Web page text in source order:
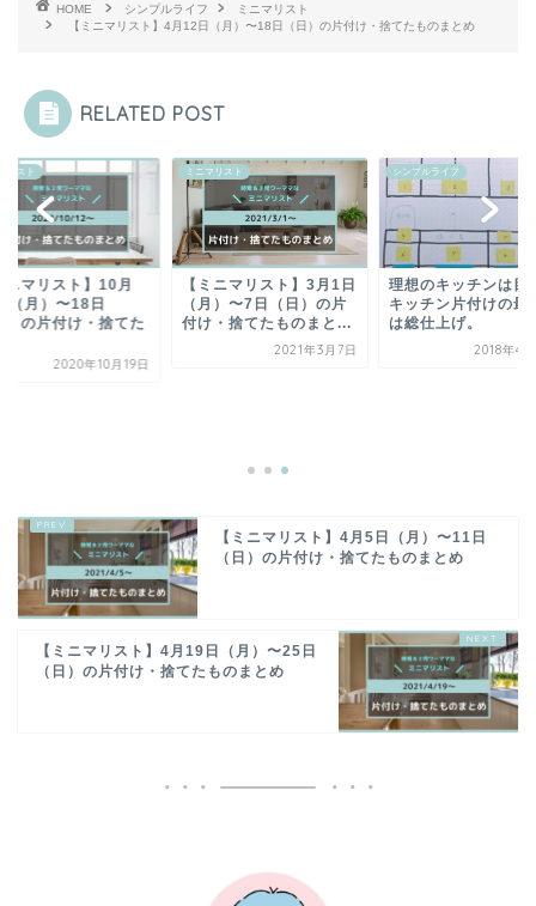
HOME シンプルライフ
ミニマリスト
【ミニマリスト】4月12日（月）〜18日（日）の片付け・捨てたものまとめ
RELATED POST
リスト
ニマリスト】10月
（月）〜18日
）の片付け・捨てた
2020年10月19日
ミニマリスト
【ミニマリスト】3月1日
（月）〜7日（日）の片
付け・捨てたものまと...
2021年3月7日
シンプルライフ
理想のキッチンは目
キッチン片付けの最
は総仕上げ。
2018年4
【ミニマリスト】4月5日（月）〜11日
（日）の片付け・捨てたものまとめ
【ミニマリスト】4月19日（月）〜25日
（日）の片付け・捨てたものまとめ